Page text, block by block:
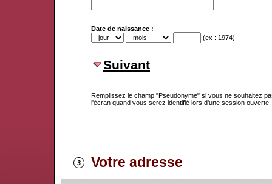
Date de naissance :
(ex : 1974)
Suivant
Remplissez le champ "Pseudonyme" si vous ne souhaitez
l'écran quand vous serez identifié lors d'une session ouverte.
Votre adresse